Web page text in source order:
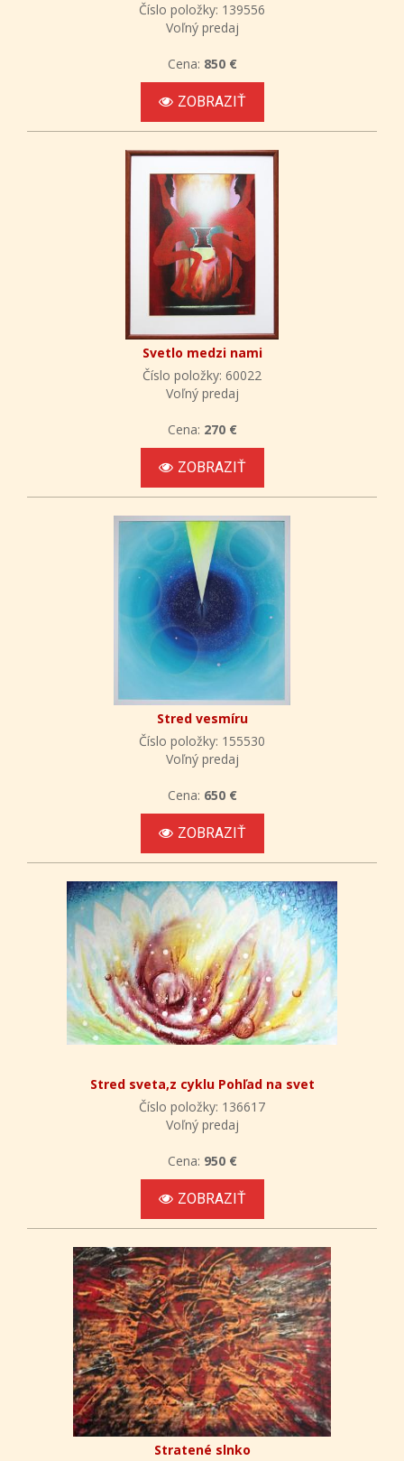
Číslo položky: 139556
Voľný predaj
Cena: 850 €
ZOBRAZIŤ
Svetlo medzi nami
Číslo položky: 60022
Voľný predaj
Cena: 270 €
ZOBRAZIŤ
Stred vesmíru
Číslo položky: 155530
Voľný predaj
Cena: 650 €
ZOBRAZIŤ
Stred sveta,z cyklu Pohľad na svet
Číslo položky: 136617
Voľný predaj
Cena: 950 €
ZOBRAZIŤ
Stratené slnko